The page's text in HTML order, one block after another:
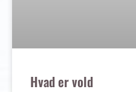
Hvad er vold